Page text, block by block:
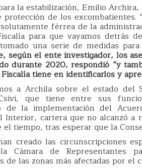
la estabilización, Emilio
protección de los
férrea de la
para que vayamos detrás
una serie de medidas
según el ente investigador, los
durante 2020, respondió “y
tiene en identificarlos y
a Archila sobre el estado
que tiene entre sus
de la implementación del
cartera que no alcanzó a
el tiempo, tras esperar que la
creado las circunscripciones
Cámara de Representantes
de las zonas más afectadas por el